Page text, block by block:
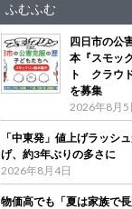
ふむふむ
四日市の公
本『スモッ
ト クラウ
を募集
2026年8月5
「中東発」値上げラッ
げ、約3年ぶりの多さに
2026年8月4日
物価高でも「夏は家族で